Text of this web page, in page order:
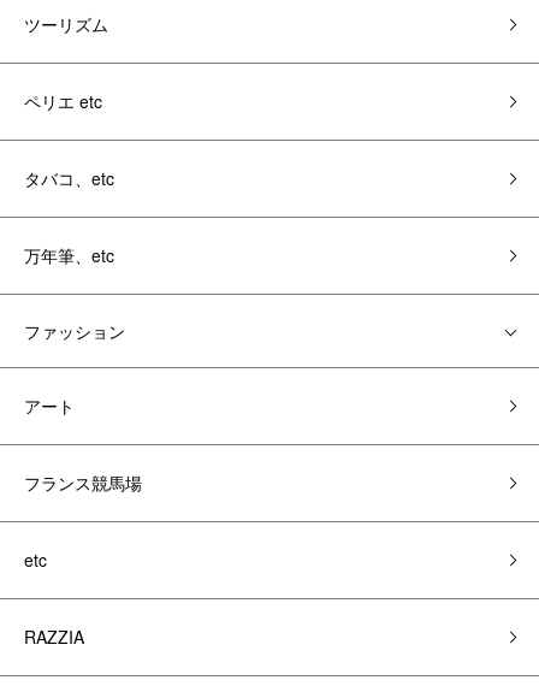
ツーリズム
ペリエ etc
タバコ、etc
万年筆、etc
ファッション
アート
フランス競馬場
etc
RAZZIA